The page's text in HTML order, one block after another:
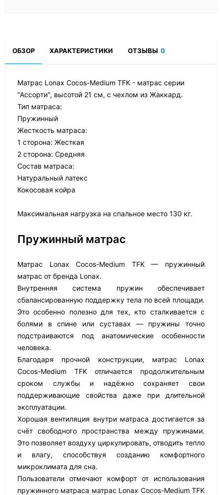
ОБЗОР ХАРАКТЕРИСТИКИ ОТЗЫВЫ 0
Матрас Lonax Cocos-Medium TFK - матрас серии
"Ассорти", высотой 21 см, с чехлом из Жаккард.
Тип матраса:
Пружинный
Жесткость матраса:
1 сторона: Жесткая
2 сторона: Средняя
Состав матраса:
Натуральный латекс
Кокосовая койра
Максимальная нагрузка на спальное место 130 кг.
Пружинный матрас
Матрас Lonax Cocos-Medium TFK — пружинный
матрас от бренда Lonax.
Внутренняя система пружин обеспечивает
сбалансированную поддержку тела по всей площади.
Это особенно полезно для тех, кто сталкивается с
болями в спине или суставах — пружины точно
подстраиваются под анатомические особенности
человека.
Благодаря прочной конструкции, матрас Lonax
Cocos-Medium TFK отличается продолжительным
сроком службы и надёжно сохраняет свои
поддерживающие свойства даже при длительной
эксплуатации.
Хорошая вентиляция внутри матраса достигается за
счёт свободного пространства между пружинами.
Это позволяет воздуху циркулировать, отводить тепло
и влагу, способствуя созданию комфортного
микроклимата для сна.
Пользователи отмечают комфорт от использования
пружинного матраса матрас Lonax Cocos-Medium TFK